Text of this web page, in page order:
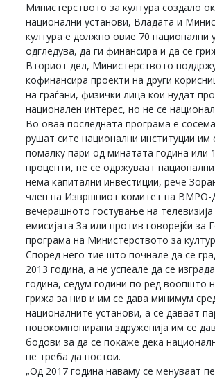
Министерството за култура создало
национални установи, Владата и
култура е должно овие 70 национални
одгледува, да ги финансира и да се
Вториот дел, Министерството
кофинансира проекти на други
на граѓани, физички лица кои нудат
национален интерес, но не се
Во оваа последната програма е
рушат сите национални институции им
помалку пари од минатата година или
проценти, не се одржуваат
нема капитални инвестиции, рече
член на Извршниот комитет на
вечерашното гостување на
емисијата За или против говорејќи за
програма на Министерството за
Според него тие што почнале да се
2013 година, а не успеале да се
година, седум години по ред воопшто
грижа за нив и им се дава минимум
националните установи, а се даваат
новокомпонирани здруженија им се
бодови за да се покаже дека
не треба да постои.
„Од 2017 година наваму се менуваат